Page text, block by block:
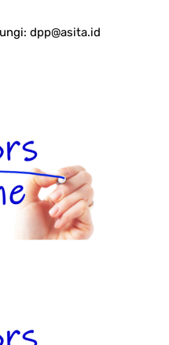
dpp@asita.id